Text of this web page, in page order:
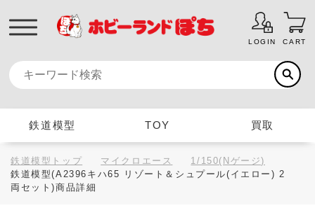
LOGIN CART
鉄道模型 TOY 買取
鉄道模型トップ マイクロエース
1/150(Nゲージ)
鉄道模型(A2396キハ65 リゾート＆シュプール(イエロー) 2
両セット)商品詳細